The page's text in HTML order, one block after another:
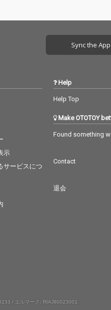
Sync the App
示
サービスにつ
Help
Help Top
Make OTOTOY
Found something
Contact
退会
/ エルマーク: RIAJ80023001